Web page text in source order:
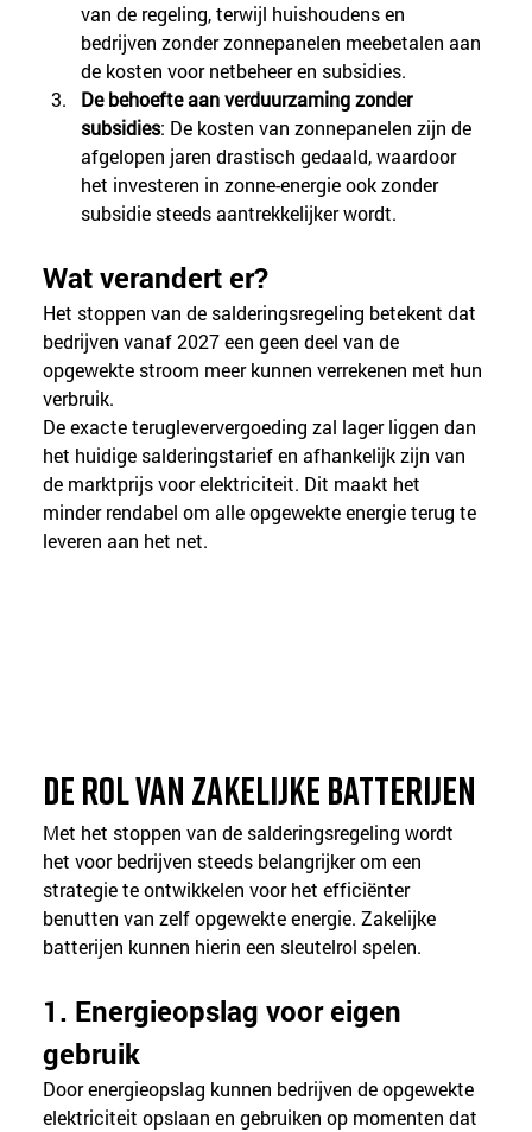
van de regeling, terwijl huishoudens en
bedrijven zonder zonnepanelen meebetalen aan
de kosten voor netbeheer en subsidies.
De behoefte aan verduurzaming zonder
subsidies: De kosten van zonnepanelen zijn de
afgelopen jaren drastisch gedaald, waardoor
het investeren in zonne-energie ook zonder
subsidie steeds aantrekkelijker wordt.
Wat verandert er?
Het stoppen van de salderingsregeling betekent dat
bedrijven vanaf 2027 een geen deel van de
opgewekte stroom meer kunnen verrekenen met hun
verbruik.
De exacte terugleververgoeding zal lager liggen dan
het huidige salderingstarief en afhankelijk zijn van
de marktprijs voor elektriciteit. Dit maakt het
minder rendabel om alle opgewekte energie terug te
leveren aan het net.
De rol van zakelijke batterijen
Met het stoppen van de salderingsregeling wordt
het voor bedrijven steeds belangrijker om een
strategie te ontwikkelen voor het efficiënter
benutten van zelf opgewekte energie. Zakelijke
batterijen kunnen hierin een sleutelrol spelen.
1. Energieopslag voor eigen
gebruik
Door energieopslag kunnen bedrijven de opgewekte
elektriciteit opslaan en gebruiken op momenten dat